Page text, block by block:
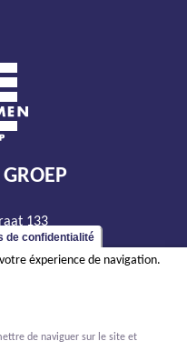
133
965
Malines
de confidentialité
éxperience de navigation.
de naviguer sur le site et